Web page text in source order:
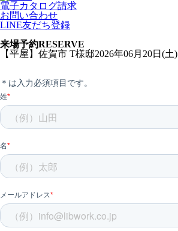
電子カタログ請求
お問い合わせ
LINE友だち登録
来場予約RESERVE
【平屋】佐賀市 T様邸2026年06月20日(土)